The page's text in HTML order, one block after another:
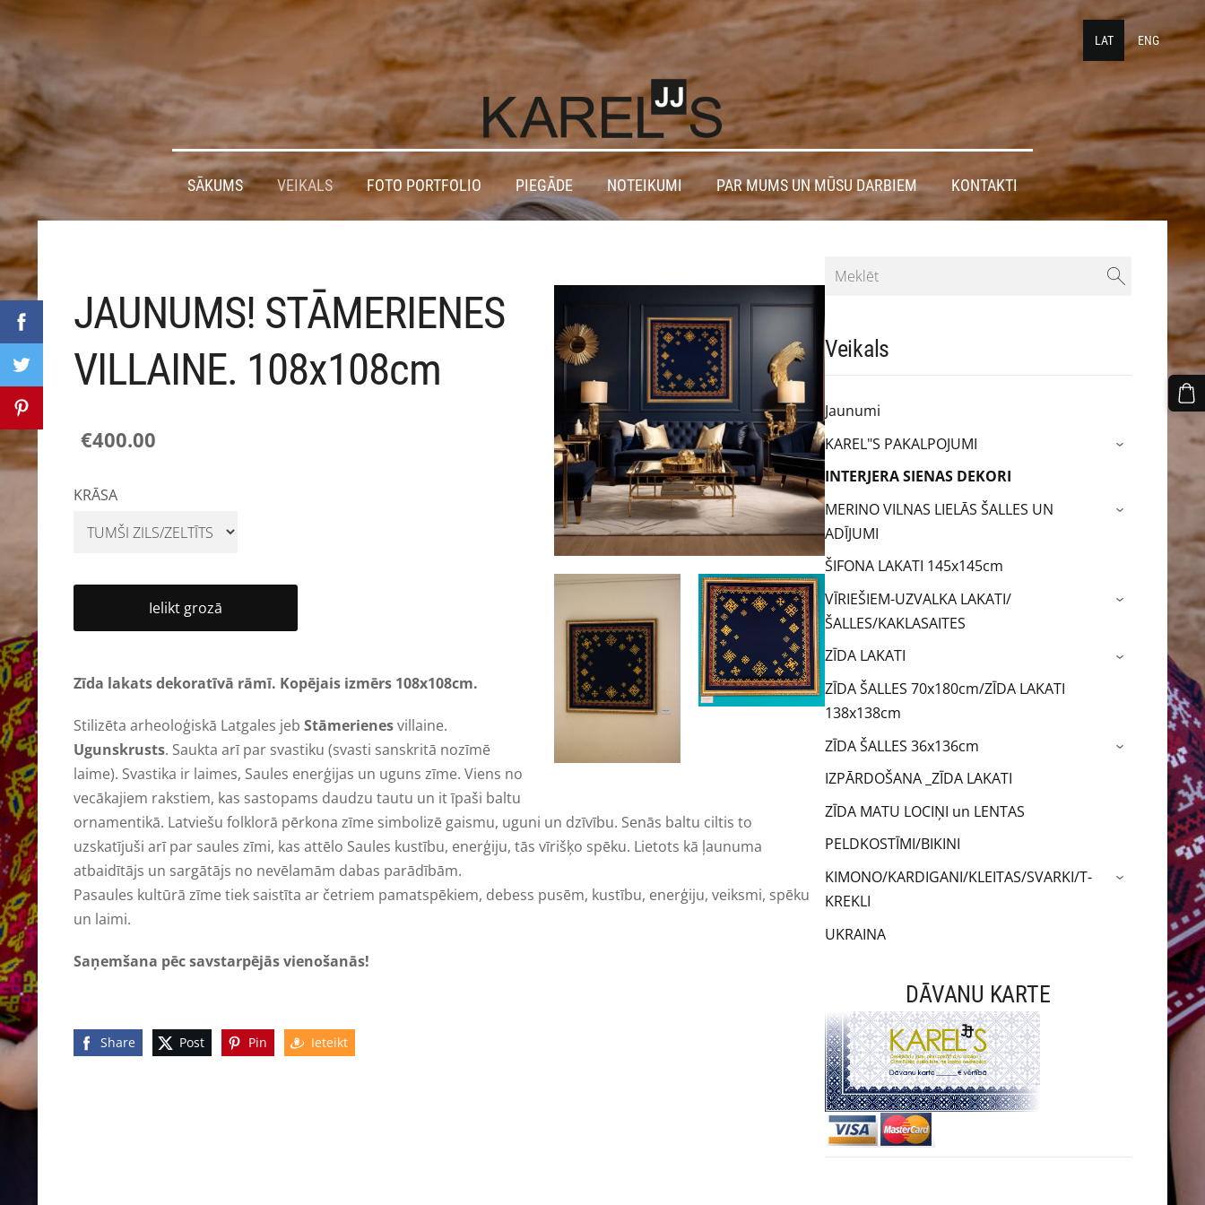
LAT ENG
SĀKUMS VEIKALS FOTO PORTFOLIO PIEGĀDE NOTEIKUMI PAR MUMS UN MŪSU DARBIEM KONTAKTI
Veikals
Jaunumi
KAREL"S PAKALPOJUMI
›
INTERJERA SIENAS DEKORI
MERINO VILNAS LIELĀS ŠALLES UN
ADĪJUMI
›
ŠIFONA LAKATI 145x145cm
VĪRIEŠIEM-UZVALKA LAKATI/
ŠALLES/KAKLASAITES
›
ZĪDA LAKATI ›
ZĪDA ŠALLES 70x180cm/ZĪDA LAKATI
138x138cm
ZĪDA ŠALLES 36x136cm
›
IZPĀRDOŠANA _ZĪDA LAKATI
ZĪDA MATU LOCIŅI un LENTAS
PELDKOSTĪMI/BIKINI
KIMONO/KARDIGANI/KLEITAS/SVARKI/T-
KREKLI
›
UKRAINA
DĀVANU KARTE
JAUNUMS! STĀMERIENES
VILLAINE. 108x108cm
€400.00
KRĀSA
Ielikt grozā
Zīda lakats dekoratīvā rāmī. Kopējais izmērs 108x108cm.
Stilizēta arheoloģiskā Latgales jeb Stāmerienesvillaine.
Ugunskrusts. Saukta arī par svastiku (svasti sanskritā nozīmē
laime). Svastika ir laimes, Saules enerģijas un uguns zīme. Viens no
vecākajiem rakstiem, kas sastopams daudzu tautu un it īpaši baltu
ornamentikā. Latviešu folklorā pērkona zīme simbolizē gaismu, uguni un dzīvību. Senās baltu ciltis to
uzskatījuši arī par saules zīmi, kas attēlo Saules kustību, enerģiju, tās vīrišķo spēku. Lietots kā ļaunuma
atbaidītājs un sargātājs no nevēlamām dabas parādībām.
Pasaules kultūrā zīme tiek saistīta ar četriem pamatspēkiem, debess pusēm, kustību, enerģiju, veiksmi, spēku
un laimi.
Saņemšana pēc savstarpējās vienošanās!
Share Post Pin Ieteikt